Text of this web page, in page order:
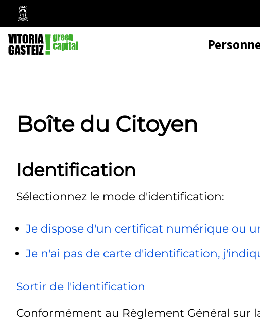
Mairie
de
Vitoria-
Gasteiz
Boîte du Citoyen
Identification
Sélectionnez le mode d'identification:
Je dispose d'un certificat numérique ou
Je n'ai pas de carte d'identification,
Sortir de l'identification
Conformément au Règlement Général sur